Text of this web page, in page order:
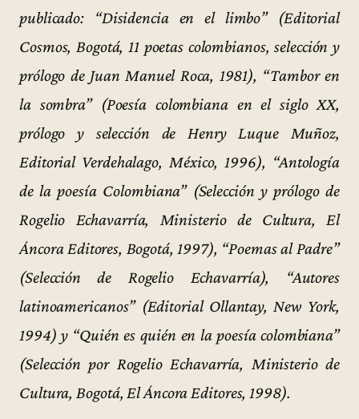
publicado: “Disidencia en el limbo” (Editorial
Cosmos, Bogotá, 11 poetas colombianos, selección y
prólogo de Juan Manuel Roca, 1981), “Tambor en
la sombra” (Poesía colombiana en el siglo XX,
prólogo y selección de Henry Luque Muñoz,
Editorial Verdehalago, México, 1996), “Antología
de la poesía Colombiana” (Selección y prólogo de
Rogelio Echavarría, Ministerio de Cultura, El
Áncora Editores, Bogotá, 1997), “Poemas al Padre”
(Selección de Rogelio Echavarría), “Autores
latinoamericanos” (Editorial Ollantay, New York,
1994) y “Quién es quién en la poesía colombiana”
(Selección por Rogelio Echavarría, Ministerio de
Cultura, Bogotá, El Áncora Editores, 1998).